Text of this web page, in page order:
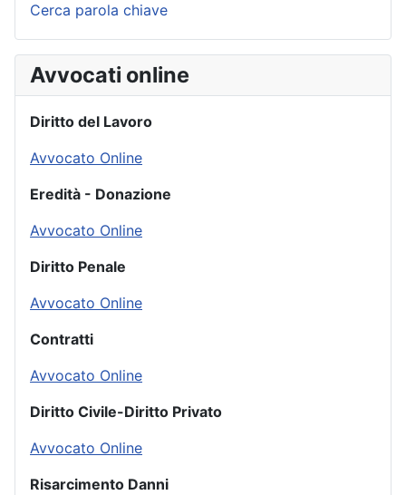
Cerca parola chiave
Avvocati online
Diritto del Lavoro
Avvocato Online
Eredità - Donazione
Avvocato Online
Diritto Penale
Avvocato Online
Contratti
Avvocato Online
Diritto Civile-Diritto Privato
Avvocato Online
Risarcimento Danni